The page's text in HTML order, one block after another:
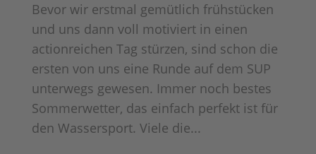
Bevor wir erstmal gemütlich frühstücken
und uns dann voll motiviert in einen
actionreichen Tag stürzen, sind schon die
ersten von uns eine Runde auf dem SUP
unterwegs gewesen. Immer noch bestes
Sommerwetter, das einfach perfekt ist für
den Wassersport. Viele die...